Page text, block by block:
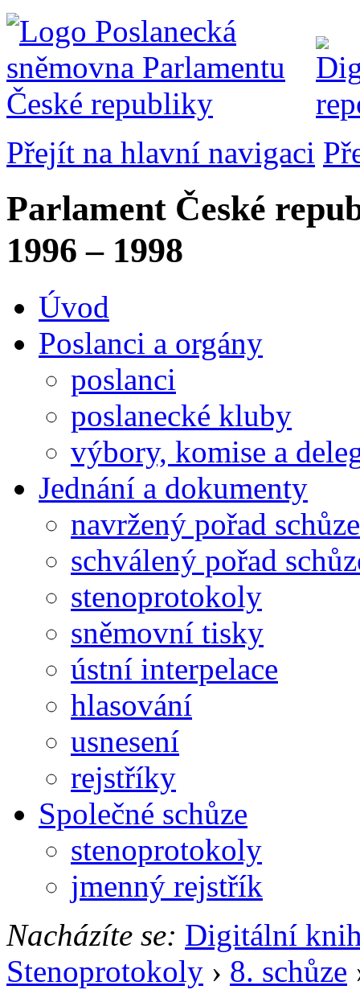
Přejít na hlavní navigaci
Parlament České
1996 – 1998
Úvod
Poslanci a orgány
poslanci
poslanecké kluby
výbory, komise a
Jednání a dokumenty
navržený pořad schůze
schválený pořad
stenoprotokoly
sněmovní tisky
ústní interpelace
hlasování
usnesení
rejstříky
Společné schůze
stenoprotokoly
jmenný rejstřík
Nacházíte se: Digitální
Stenoprotokoly › 8. schůze